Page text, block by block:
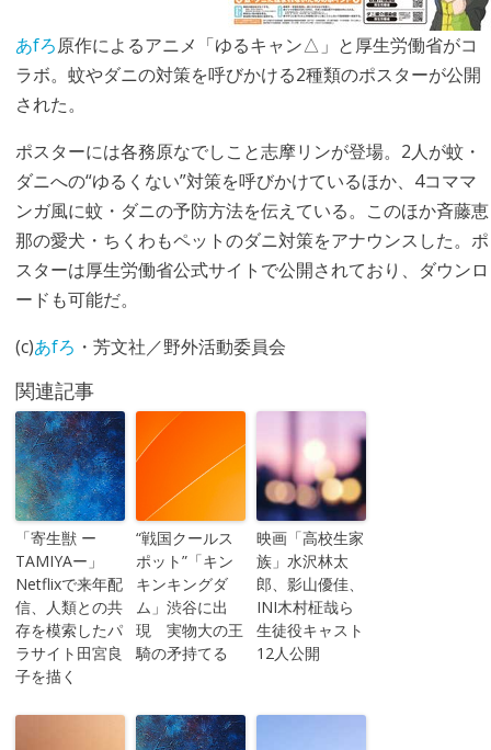
あfろ原作によるアニメ「ゆるキャン△」と厚生労働省がコ
ラボ。蚊やダニの対策を呼びかける2種類のポスターが公開
された。
ポスターには各務原なでしこと志摩リンが登場。2人が蚊・
ダニへの“ゆるくない”対策を呼びかけているほか、4コママ
ンガ風に蚊・ダニの予防方法を伝えている。このほか斉藤恵
那の愛犬・ちくわもペットのダニ対策をアナウンスした。ポ
スターは厚生労働省公式サイトで公開されており、ダウンロ
ードも可能だ。
(c)あfろ ・芳文社／野外活動委員会
関連記事
「寄生獣 ー
TAMIYAー」
Netflixで来年配
信、人類との共
存を模索したパ
ラサイト田宮良
子を描く
“戦国クールス
ポット”「キン
キンキングダ
ム」渋谷に出
現 実物大の王
騎の矛持てる
映画「高校生家
族」水沢林太
郎、影山優佳、
INI木村柾哉ら
生徒役キャスト
12人公開